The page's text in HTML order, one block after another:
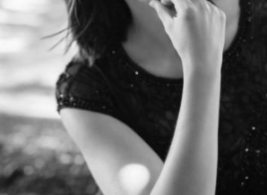
L’OnR avec vous
Visites de l’Opéra
Strasbourg